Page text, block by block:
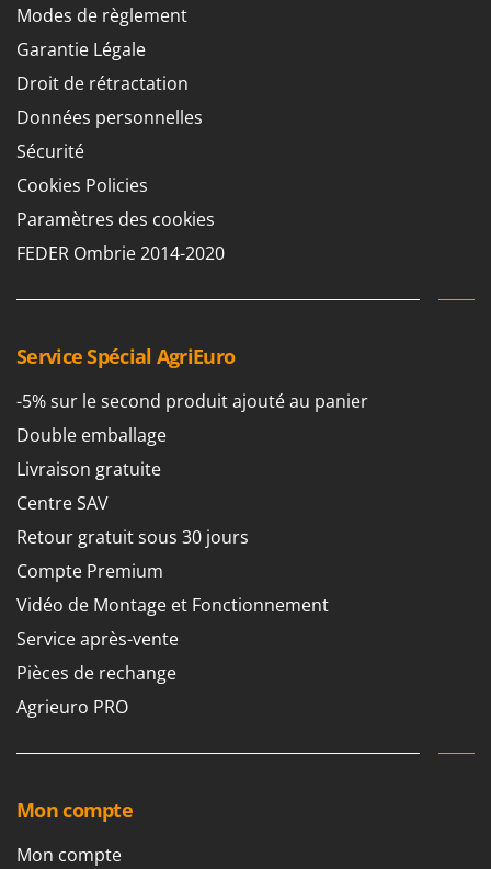
Modes de règlement
Garantie Légale
Droit de rétractation
Données personnelles
Sécurité
Cookies Policies
Paramètres des cookies
FEDER Ombrie 2014-2020
Service Spécial AgriEuro
-5% sur le second produit ajouté au panier
Double emballage
Livraison gratuite
Centre SAV
Retour gratuit sous 30 jours
Compte Premium
Vidéo de Montage et Fonctionnement
Service après-vente
Pièces de rechange
Agrieuro PRO
Mon compte
Mon compte